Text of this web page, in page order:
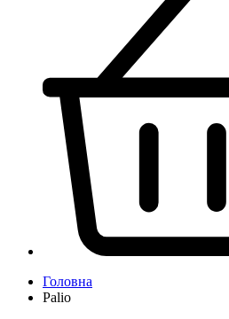
Головна
Palio